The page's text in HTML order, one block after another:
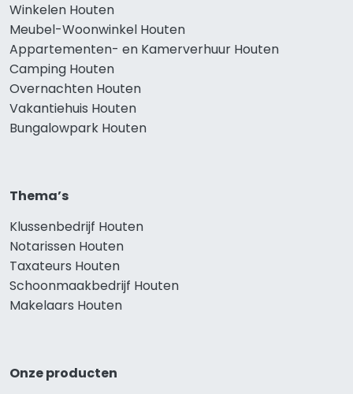
Winkelen Houten
Meubel-Woonwinkel Houten
Appartementen- en Kamerverhuur Houten
Camping Houten
Overnachten Houten
Vakantiehuis Houten
Bungalowpark Houten
Thema’s
Klussenbedrijf Houten
Notarissen Houten
Taxateurs Houten
Schoonmaakbedrijf Houten
Makelaars Houten
Onze producten